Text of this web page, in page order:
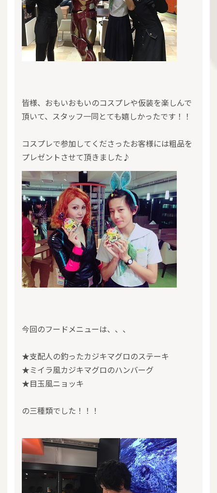
皆様、おもいおもいのコスプレや仮装を楽しんで
頂いて、スタッフ一同とても嬉しかったです！！
コスプレで参加してくださったお客様には粗品を
プレゼントさせて頂きました♪
今回のフードメニューは、、、
★支配人の釣ったカジキマグロのステーキ
★ミイラ風カジキマグロのハンバーグ
★目玉風ニョッキ
の三種類でした！！！